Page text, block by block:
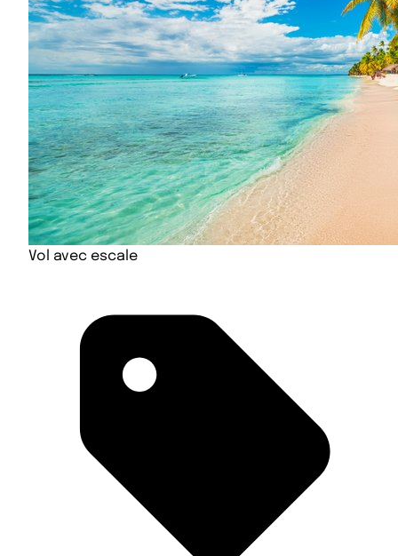
Vol avec escale